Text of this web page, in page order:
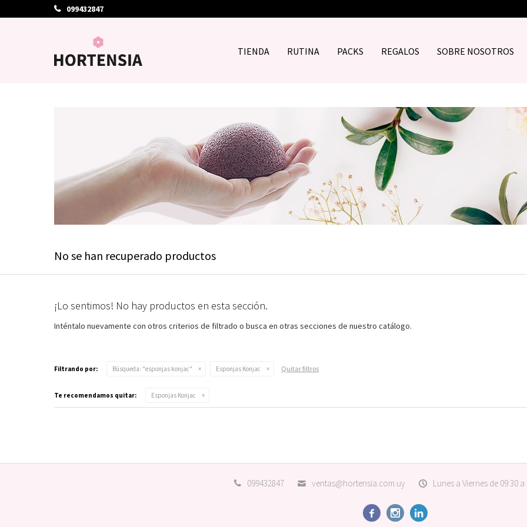
TIENDA RUTINA PACKS REGALOS SOBRE NOSOTROS
099432847
No se han recuperado productos
¡Lo sentimos! No hay productos en esta sección.
Inténtalo nuevamente con otros criterios de filtrado o busca en otras secciones de nuestro catálogo.
Filtrando por: Búsqueda: "esponjas konjac" Esponjas Konjac Quitar filtros
Te recomendamos quitar: Esponjas Konjac
099432847 ventas@hortensia.com.uy Lunes a Viernes de 09:30 a
  